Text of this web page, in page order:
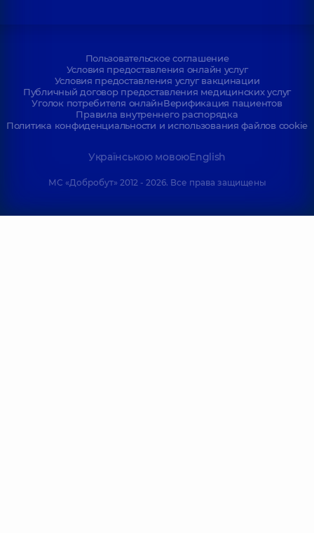
Пользовательское соглашение
Условия предоставления онлайн услуг
Условия предоставления услуг вакцинации
Публичный договор предоставления медицинских услуг
Уголок потребителя онлайнВерификация пациентов
Правила внутреннего распорядка
Политика конфиденциальности и использования файлов cookie
Українською мовоюEnglish
МС «Добробут» 2012 - 2026. Все права защищены